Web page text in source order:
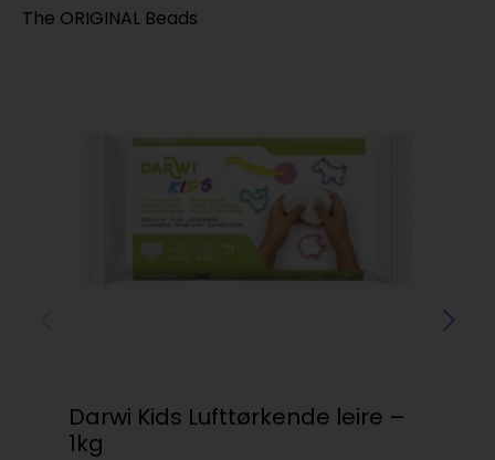
The ORIGINAL Beads
Darwi Kids Lufttørkende leire –
1kg